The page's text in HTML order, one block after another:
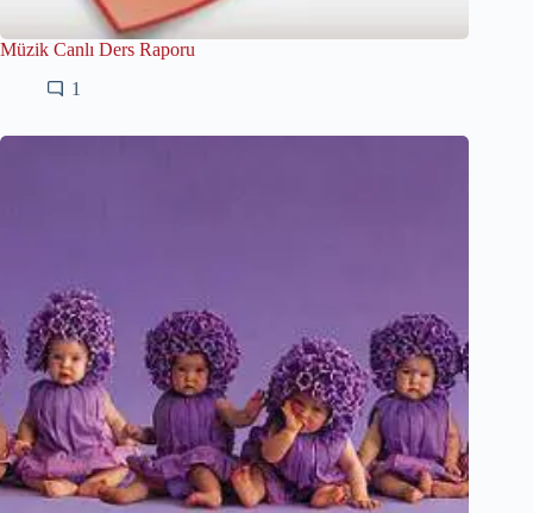
Müzik Canlı Ders Raporu
1